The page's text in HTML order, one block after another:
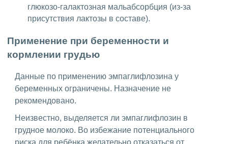
глюкозо-галактозная мальабсорбция (из-за
присутствия лактозы в составе).
Применение при беременности и
кормлении грудью
Данные по применению эмпаглифлозина у
беременных ограничены. Назначение не
рекомендовано.
Неизвестно, выделяется ли эмпаглифлозин в
грудное молоко. Во избежание потенциального